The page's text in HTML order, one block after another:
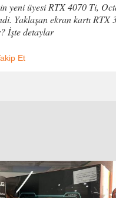
yeni üyesi RTX 4070 Ti,
Yaklaşan ekran kartı RTX
İşte detaylar
Et